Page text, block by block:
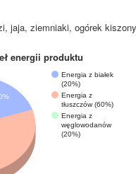
jaja, ziemniaki, ogórek
energii produktu
Energia z białek
(20%)
Energia z
tłuszczów (60%)
Energia z
węglowodanów
(20%)